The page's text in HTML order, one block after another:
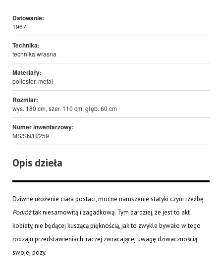
Datowanie:
1967
Technika:
technika własna
Materiały:
poliester, metal
Rozmiar:
wys. 180 cm, szer. 110 cm, głęb. 60 cm
Numer inwentarzowy:
MS/SN/R/259
Opis dzieła
Dziwne ułożenie ciała postaci, mocne naruszenie statyki czyni rzeźbę
Podróżtak niesamowitą i zagadkową. Tym bardziej, że jest to akt
kobiety, nie będącej kuszącą pięknością, jak to zwykle bywało w tego
rodzaju przedstawieniach, raczej zwracającej uwagę dziwacznością
swojej pozy.